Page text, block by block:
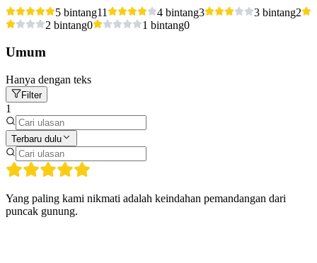
5 bintang11 4 bintang3 3 bintang2
2 bintang0 1 bintang0
Umum
Hanya dengan teks
Filter
1
Terbaru dulu
Yang paling kami nikmati adalah keindahan pemandangan dari
puncak gunung.